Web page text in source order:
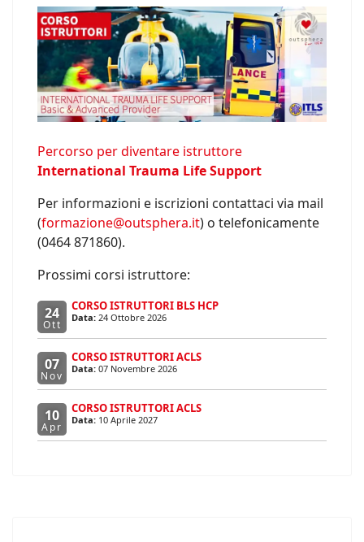
Percorso per diventare istruttore
International Trauma Life Support
Per informazioni e iscrizioni contattaci via mail
(formazione@outsphera.it) o telefonicamente
(0464 871860).
Prossimi corsi istruttore:
24
Ott
CORSO ISTRUTTORI BLS HCP
Data: 24 Ottobre 2026
07
Nov
CORSO ISTRUTTORI ACLS
Data: 07 Novembre 2026
10
Apr
CORSO ISTRUTTORI ACLS
Data: 10 Aprile 2027